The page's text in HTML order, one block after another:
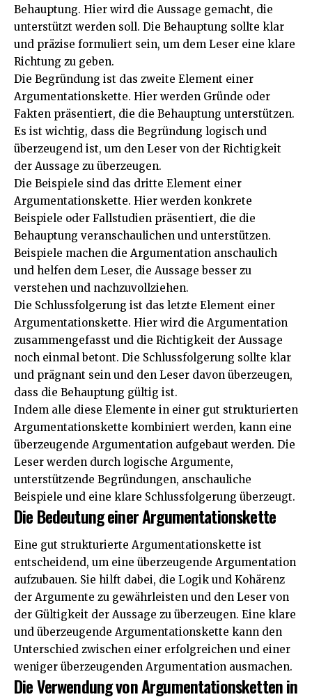
Behauptung. Hier wird die Aussage gemacht, die
unterstützt werden soll. Die Behauptung sollte klar
und präzise formuliert sein, um dem Leser eine klare
Richtung zu geben.
Die Begründung ist das zweite Element einer
Argumentationskette. Hier werden Gründe oder
Fakten präsentiert, die die Behauptung unterstützen.
Es ist wichtig, dass die Begründung logisch und
überzeugend ist, um den Leser von der Richtigkeit
der Aussage zu überzeugen.
Die Beispiele sind das dritte Element einer
Argumentationskette. Hier werden konkrete
Beispiele oder Fallstudien präsentiert, die die
Behauptung veranschaulichen und unterstützen.
Beispiele machen die Argumentation anschaulich
und helfen dem Leser, die Aussage besser zu
verstehen und nachzuvollziehen.
Die Schlussfolgerung ist das letzte Element einer
Argumentationskette. Hier wird die Argumentation
zusammengefasst und die Richtigkeit der Aussage
noch einmal betont. Die Schlussfolgerung sollte klar
und prägnant sein und den Leser davon überzeugen,
dass die Behauptung gültig ist.
Indem alle diese Elemente in einer gut strukturierten
Argumentationskette kombiniert werden, kann eine
überzeugende Argumentation aufgebaut werden. Die
Leser werden durch logische Argumente,
unterstützende Begründungen, anschauliche
Beispiele und eine klare Schlussfolgerung überzeugt.
Die Bedeutung einer Argumentationskette
Eine gut strukturierte Argumentationskette ist
entscheidend, um eine überzeugende Argumentation
aufzubauen. Sie hilft dabei, die Logik und Kohärenz
der Argumente zu gewährleisten und den Leser von
der Gültigkeit der Aussage zu überzeugen. Eine klare
und überzeugende Argumentationskette kann den
Unterschied zwischen einer erfolgreichen und einer
weniger überzeugenden Argumentation ausmachen.
Die Verwendung von Argumentationsketten in